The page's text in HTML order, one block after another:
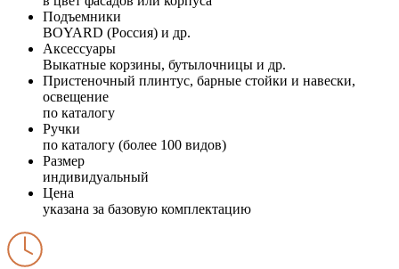
Подъемники
BOYARD (Россия) и др.
Аксессуары
Выкатные корзины, бутылочницы и др.
Пристеночный плинтус, барные стойки и навески,
освещение
по каталогу
Ручки
по каталогу (более 100 видов)
Размер
индивидуальный
Цена
указана за базовую комплектацию